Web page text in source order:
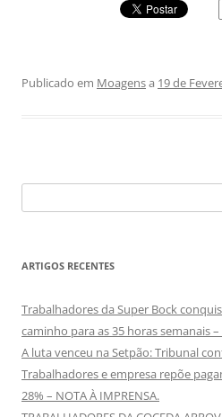
Publicado em Moagensa 19 de
por:
ARTIGOS RECENTES
Trabalhadores da Super Bock
caminho para as 35 horas semanais –
A luta venceu na Setpão: Tribunal
Trabalhadores e empresa repõe
28% – NOTA À IMPRENSA.